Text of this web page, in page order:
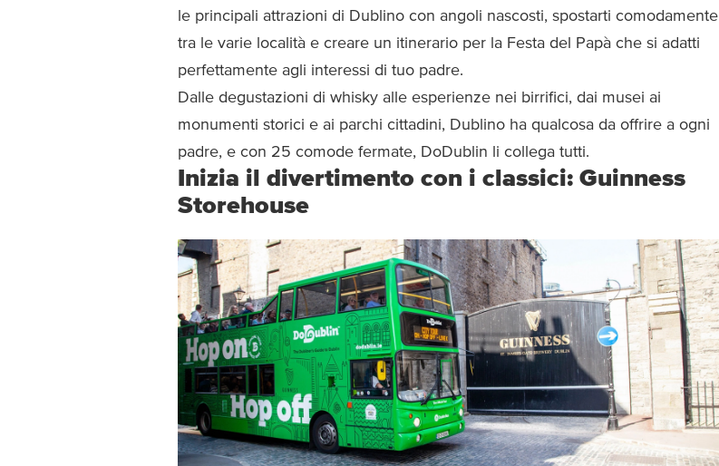
le principali attrazioni di Dublino con angoli nascosti, spostarti comodamente
tra le varie località e creare un itinerario per la Festa del Papà che si adatti
perfettamente agli interessi di tuo padre.
Dalle degustazioni di whisky alle esperienze nei birrifici, dai musei ai
monumenti storici e ai parchi cittadini, Dublino ha qualcosa da offrire a ogni
padre, e con 25 comode fermate, DoDublin li collega tutti.
Inizia il divertimento con i classici: Guinness
Storehouse